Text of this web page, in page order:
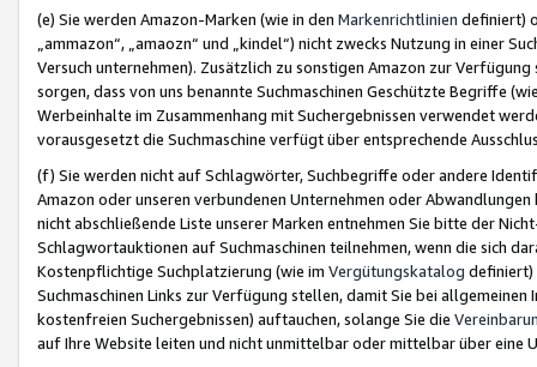
(e) Sie werden Amazon-Marken (wie in den Markenrichtlinien definiert)
„ammazon“, „amaozn“ und „kindel“) nicht zwecks Nutzung in einer
Versuch unternehmen). Zusätzlich zu sonstigen Amazon zur
sorgen, dass von uns benannte Suchmaschinen Geschützte Begriffe
Werbeinhalte im Zusammenhang mit Suchergebnissen verwendet
vorausgesetzt die Suchmaschine verfügt über entsprechende
(f) Sie werden nicht auf Schlagwörter, Suchbegriffe oder andere
Amazon oder unseren verbundenen Unternehmen oder
nicht abschließende Liste unserer Marken entnehmen Sie bitte der
Schlagwortauktionen auf Suchmaschinen teilnehmen, wenn die sich
Kostenpflichtige Suchplatzierung (wie im Vergütungskatalog definiert)
Suchmaschinen Links zur Verfügung stellen, damit Sie bei
kostenfreien Suchergebnissen) auftauchen, solange Sie die
auf Ihre Website leiten und nicht unmittelbar oder mittelbar über eine